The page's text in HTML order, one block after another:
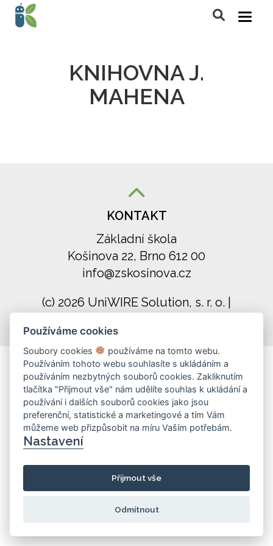
KNIHOVNA J.
MAHENA
KONTAKT
Základní škola
Košinova 22, Brno 612 00
info@zskosinova.cz
(c) 2026 UniWIRE Solution, s. r. o.
Používáme cookies
Soubory cookies
používáme na tomto webu.
Používáním tohoto webu souhlasíte s ukládáním a
používáním nezbytných souborů cookies. Zakliknutím
tlačítka "Přijmout vše" nám udělíte souhlas k ukládání a
používání i dalších souborů cookies jako jsou
preferenční, statistické a marketingové a tím Vám
můžeme web přizpůsobit na míru Vaším potřebám.
Nastavení
Přijmout vše
Odmítnout